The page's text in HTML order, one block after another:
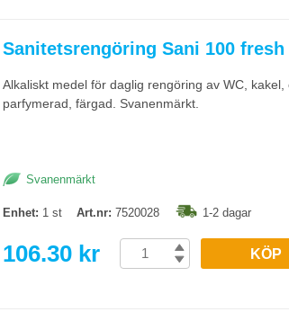
Sanitetsrengöring Sani 100 fresh
Alkaliskt medel för daglig rengöring av WC,
parfymerad, färgad. Svanenmärkt.
Svanenmärkt
Enhet: 1 st Art.nr: 7520028 1-2 dagar
106.30 kr KÖP